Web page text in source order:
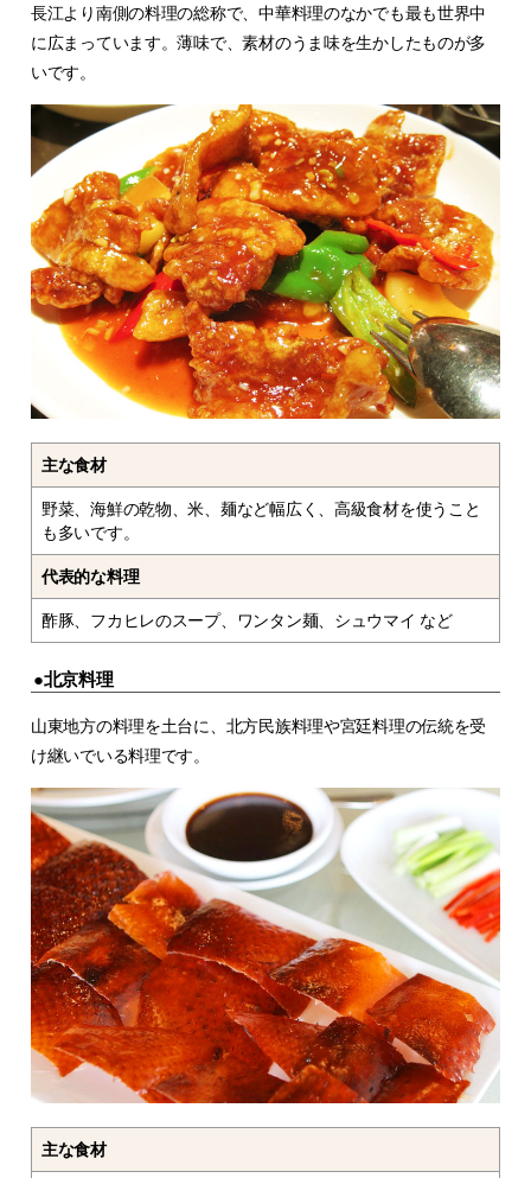
長江より南側の料理の総称で、中華料理のなかでも最も世界中
に広まっています。薄味で、素材のうま味を生かしたものが多
いです。
主な食材
野菜、海鮮の乾物、米、麺など幅広く、高級食材を使うこと
も多いです。
代表的な料理
酢豚、フカヒレのスープ、ワンタン麺、シュウマイ など
●北京料理
山東地方の料理を土台に、北方民族料理や宮廷料理の伝統を受
け継いでいる料理です。
主な食材